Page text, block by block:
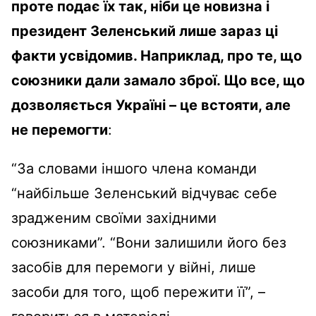
проте подає їх так, ніби це новизна і
президент Зеленський лише зараз ці
факти усвідомив. Наприклад, про те, що
союзники дали замало зброї. Що все, що
дозволяється Україні – це встояти, але
не перемогти:
“За словами іншого члена команди
“найбільше Зеленський відчуває себе
зрадженим своїми західними
союзниками”. “Вони залишили його без
засобів для перемоги у війні, лише
засоби для того, щоб пережити її”, –